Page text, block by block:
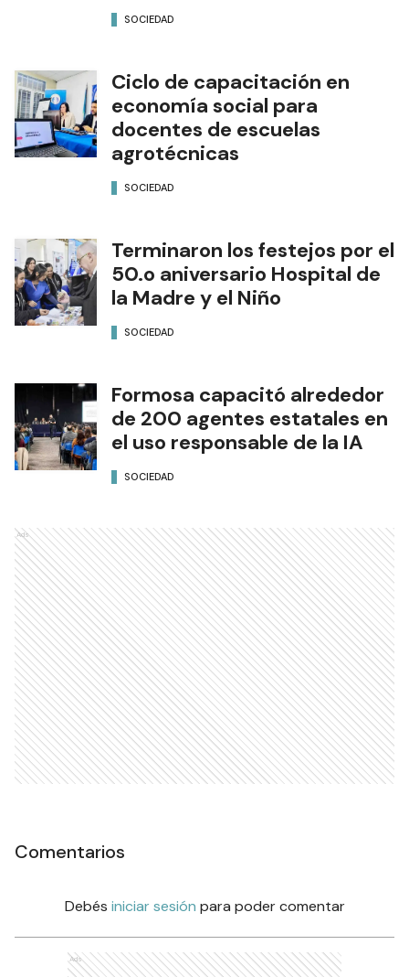
SOCIEDAD
Ciclo de capacitación en
economía social para
docentes de escuelas
agrotécnicas
SOCIEDAD
Terminaron los festejos por el
50.o aniversario Hospital de
la Madre y el Niño
SOCIEDAD
Formosa capacitó alrededor
de 200 agentes estatales en
el uso responsable de la IA
SOCIEDAD
Ads
Comentarios
Debés iniciar sesión para poder comentar
Ads